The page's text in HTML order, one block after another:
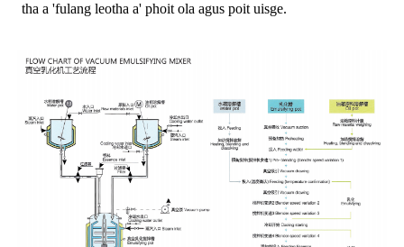
tha a 'fulang leotha a' phoit ola agus poit uisge.